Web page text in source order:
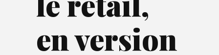
en version